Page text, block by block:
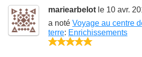
mariearbelot le 10 avr.
a noté Voyage au centre
terre: Enrichissements